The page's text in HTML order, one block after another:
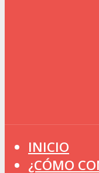
INICIO
¿CÓMO